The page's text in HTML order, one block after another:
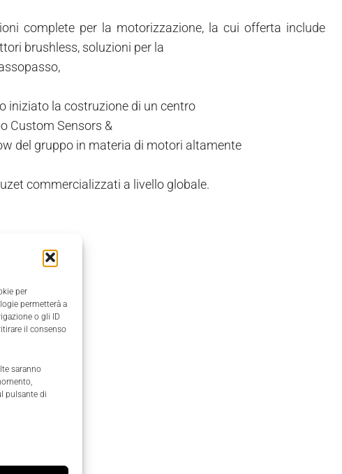
per
permetterà a
o gli ID
il consenso
saranno
pulsante di
complete per la motorizzazione, la cui offerta include
brushless, soluzioni per la
iniziato la costruzione di un centro
Custom Sensors &
del gruppo in materia di motori altamente
commercializzati a livello globale.